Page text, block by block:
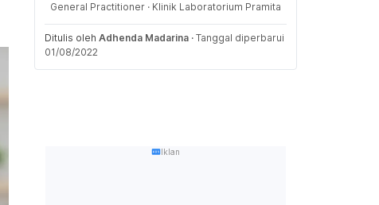
General Practitioner · Klinik Laboratorium Pramita
Ditulis oleh Adhenda Madarina · Tanggal diperbarui
01/08/2022
Iklan